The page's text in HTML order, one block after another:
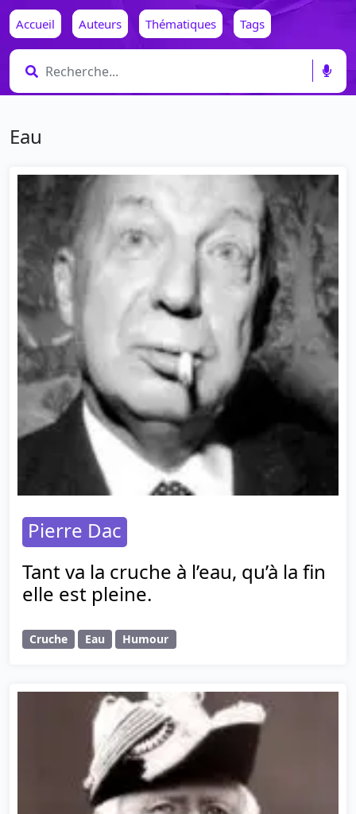
Accueil Auteurs Thématiques Tags
Eau
Pierre Dac
Tant va la cruche à l’eau, qu’à la fin
elle est pleine.
Cruche Eau Humour